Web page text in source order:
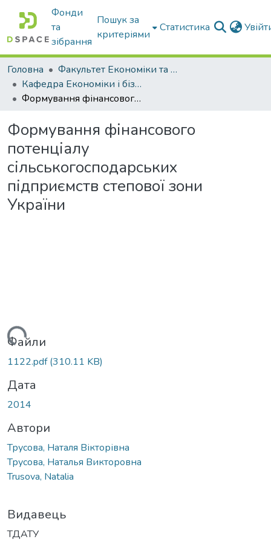
Фонди
та
зібрання
Пошук за
критеріями
Статистика
Головна
Факультет Економіки та бізнесу
Кафедра Економіки і бізнесу
Формування фінансового потенціалу сільськогосподарських підприємств степової зони України
Формування фінансового
потенціалу
сільськогосподарських
підприємств степової зони
України
Вантажиться...
Файли
1122.pdf(310.11 KB)
Дата
2014
Автори
Трусова, Наталя Вікторівна
Трусова, Наталья Викторовна
Trusova, Natalia
Видавець
ТДАТУ